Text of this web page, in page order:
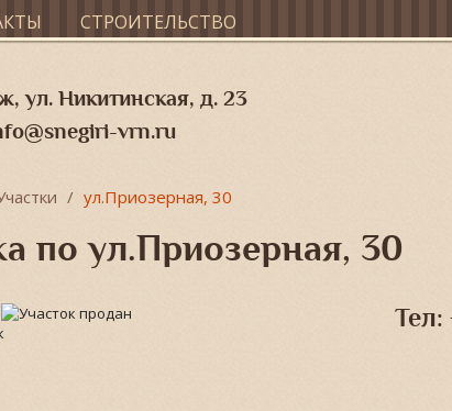
СТРОИТЕЛЬСТВО
ул. Никитинская, д. 23
vrn.ru
ул.Приозерная, 30
по ул.Приозерная, 30
Тел: